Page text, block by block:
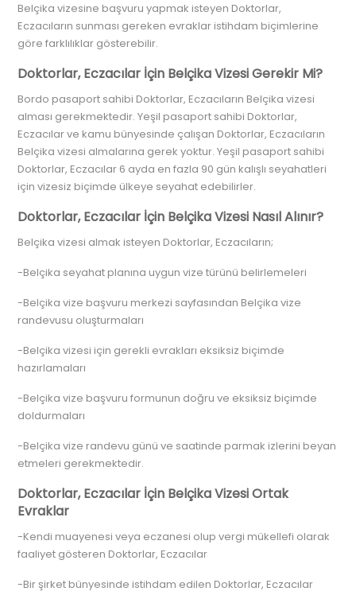
Belçika vizesine başvuru yapmak isteyen Doktorlar,
Eczacıların sunması gereken evraklar istihdam biçimlerine
göre farklılıklar gösterebilir.
Doktorlar, Eczacılar İçin Belçika Vizesi Gerekir Mi?
Bordo pasaport sahibi Doktorlar, Eczacıların Belçika vizesi
alması gerekmektedir. Yeşil pasaport sahibi Doktorlar,
Eczacılar ve kamu bünyesinde çalışan Doktorlar, Eczacıların
Belçika vizesi almalarına gerek yoktur. Yeşil pasaport sahibi
Doktorlar, Eczacılar 6 ayda en fazla 90 gün kalışlı seyahatleri
için vizesiz biçimde ülkeye seyahat edebilirler.
Doktorlar, Eczacılar İçin Belçika Vizesi Nasıl Alınır?
Belçika vizesi almak isteyen Doktorlar, Eczacıların;
-Belçika seyahat planına uygun vize türünü belirlemeleri
-Belçika vize başvuru merkezi sayfasından Belçika vize
randevusu oluşturmaları
-Belçika vizesi için gerekli evrakları eksiksiz biçimde
hazırlamaları
-Belçika vize başvuru formunun doğru ve eksiksiz biçimde
doldurmaları
-Belçika vize randevu günü ve saatinde parmak izlerini beyan
etmeleri gerekmektedir.
Doktorlar, Eczacılar İçin Belçika Vizesi Ortak
Evraklar
-Kendi muayenesi veya eczanesi olup vergi mükellefi olarak
faaliyet gösteren Doktorlar, Eczacılar
-Bir şirket bünyesinde istihdam edilen Doktorlar, Eczacılar